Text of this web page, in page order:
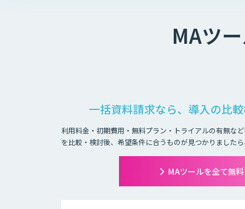
MAツ
一括資料請求なら、導入の比
利用料金・初期費用・無料プラン・トライアルの有無な
を比較・検討後、希望条件に合うものが見つかりました
MAツールを全て無